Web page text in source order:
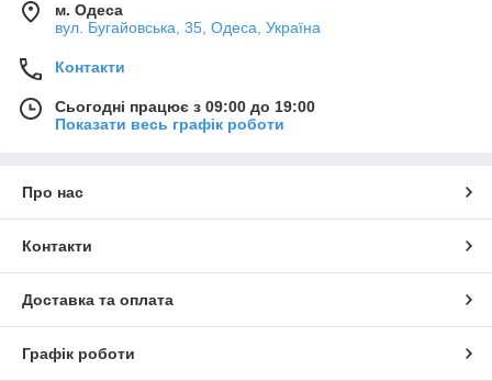
м. Одеса
вул. Бугайовська, 35, Одеса, Україна
Контакти
Сьогодні працює з 09:00 до 19:00
Показати весь графік роботи
Про нас
Контакти
Доставка та оплата
Графік роботи